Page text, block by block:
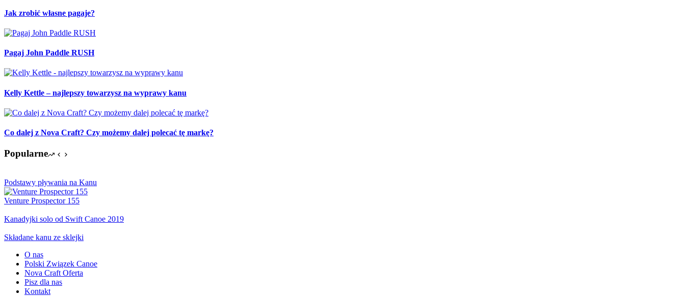
Jak zrobić własne pagaje?
Pagaj John Paddle RUSH
Kelly Kettle – najlepszy towarzysz na wyprawy kanu
Co dalej z Nova Craft? Czy możemy dalej polecać tę markę?
Popularne
Podstawy pływania na Kanu
Venture Prospector 155
Kanadyjki solo od Swift Canoe 2019
Składane kanu ze sklejki
O nas
Polski Związek Canoe
Nova Craft Oferta
Pisz dla nas
Kontakt